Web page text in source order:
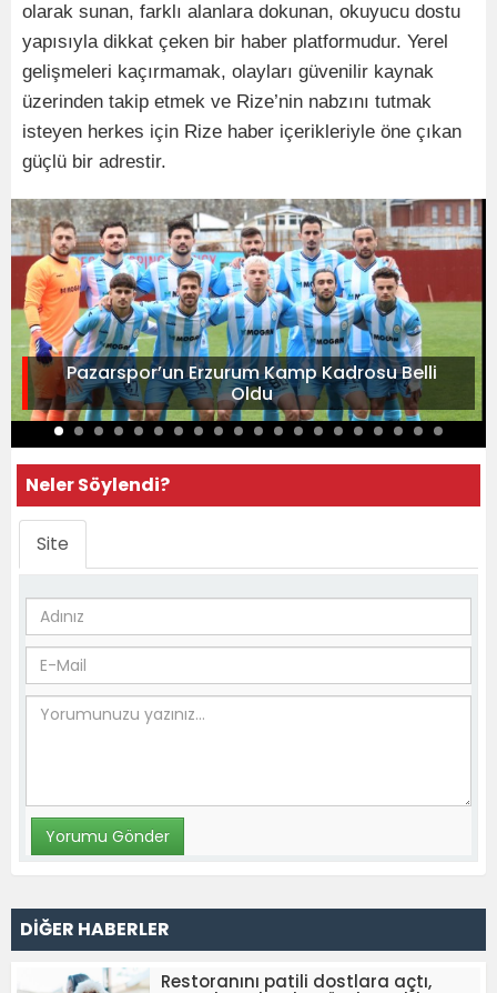
olarak sunan, farklı alanlara dokunan, okuyucu dostu
yapısıyla dikkat çeken bir haber platformudur. Yerel
gelişmeleri kaçırmamak, olayları güvenilir kaynak
üzerinden takip etmek ve Rize’nin nabzını tutmak
isteyen herkes için Rize haber içerikleriyle öne çıkan
güçlü bir adrestir.
Pazarspor’un Erzurum Kamp Kadrosu Belli
Oldu
Neler Söylendi?
Site
DİĞER HABERLER
Restoranını patili dostlara açtı,